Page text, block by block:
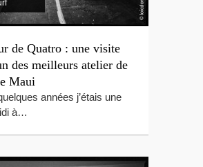
de Quatro : une visite
des meilleurs atelier de
Maui
années j’étais une
à…